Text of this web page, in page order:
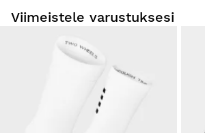
Viimeistele varustuksesi